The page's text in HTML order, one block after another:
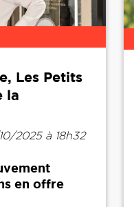
Les Petits
la
2025 à 18h32
en offre